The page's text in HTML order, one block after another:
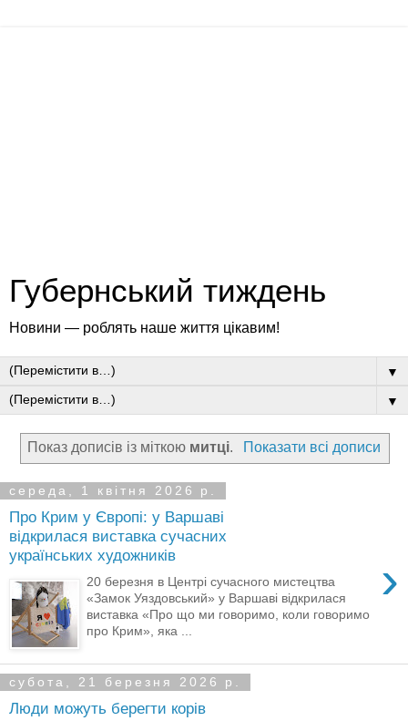
Губернський тиждень
Новини — роблять наше життя цікавим!
▼
▼
Показ дописів із міткою митці. Показати всі дописи
середа, 1 квітня 2026 р.
Про Крим у Європі: у Варшаві
відкрилася виставка сучасних
українських художників
›
20 березня в Центрі сучасного мистецтва
«Замок Уяздовський» у Варшаві відкрилася
виставка «Про що ми говоримо, коли говоримо
про Крим», яка ...
субота, 21 березня 2026 р.
Люди можуть берегти корів